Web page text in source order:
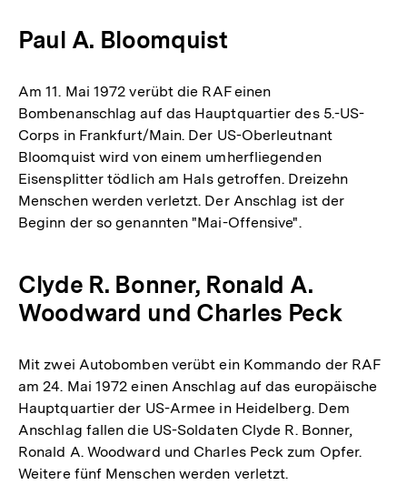
Paul A. Bloomquist
Am 11. Mai 1972 verübt die RAF einen
Bombenanschlag auf das Hauptquartier des 5.-US-
Corps in Frankfurt/Main. Der US-Oberleutnant
Bloomquist wird von einem umherfliegenden
Eisensplitter tödlich am Hals getroffen. Dreizehn
Menschen werden verletzt. Der Anschlag ist der
Beginn der so genannten "Mai-Offensive".
Clyde R. Bonner, Ronald A.
Woodward und Charles Peck
Mit zwei Autobomben verübt ein Kommando der RAF
am 24. Mai 1972 einen Anschlag auf das europäische
Hauptquartier der US-Armee in Heidelberg. Dem
Anschlag fallen die US-Soldaten Clyde R. Bonner,
Ronald A. Woodward und Charles Peck zum Opfer.
Weitere fünf Menschen werden verletzt.